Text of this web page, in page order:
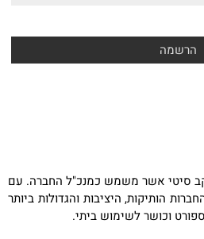
על ידי יעקב סיטי אשר משמש כמנכ"ל החברה. עם
הותיקות, היציבות והגדולות ביותר
וכושר לשימוש ביתי.